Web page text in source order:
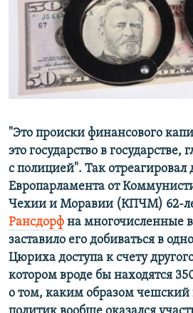
ПОБЕДИТЕЛЕЙ НЕ СУДЯТ?
КРЫМ.НЕПОКОРЕННЫЙ
ELIFBE
УКРАИНСКАЯ ПРОБЛЕМА КРЫМА
ПРИСОЕДИНЯЙТЕСЬ!
"Это происки финансового
это государство в государстве,
с полицией". Так отреагировал
Европарламента от
Чехии и Моравии (КПЧМ) 62-
Рансдорф на многочисленные
заставило его добиваться в
Цюриха доступа к счету
котором вроде бы находятся
о том, каким образом чешский